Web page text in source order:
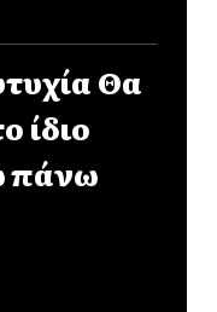
Θα
ίδιο
πάνω